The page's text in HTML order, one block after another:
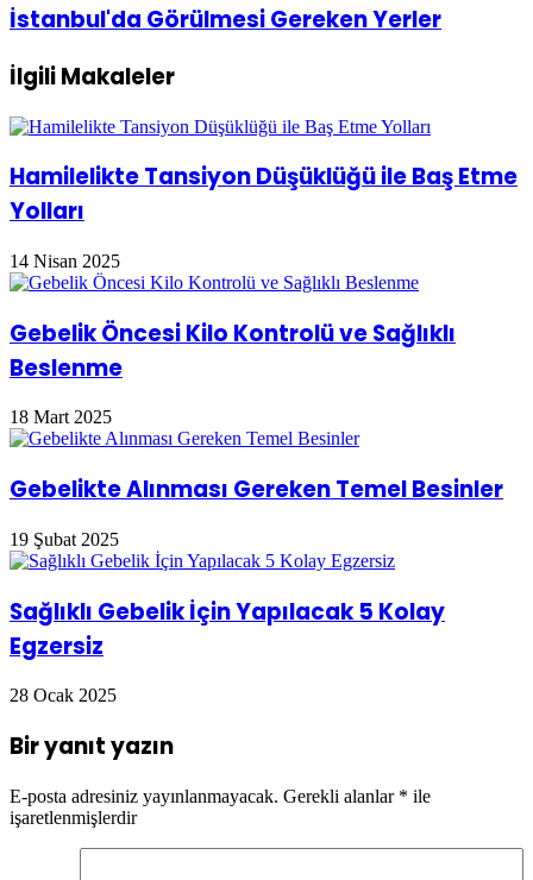
Seçilmelidir?
İstanbul'da
Görülmesi
Yerler
İstanbul'da Görülmesi Gereken Yerler
İlgili Makaleler
Hamilelikte Tansiyon Düşüklüğü ile Baş Etme
Yolları
14 Nisan 2025
Gebelik Öncesi Kilo Kontrolü ve Sağlıklı
Beslenme
18 Mart 2025
Gebelikte Alınması Gereken Temel Besinler
19 Şubat 2025
Sağlıklı Gebelik İçin Yapılacak 5 Kolay
Egzersiz
28 Ocak 2025
Bir yanıt yazın
E-posta adresiniz yayınlanmayacak. Gerekli alanlar * ile
işaretlenmişlerdir